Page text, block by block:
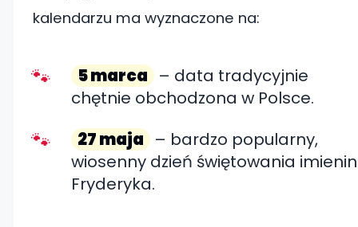
kalendarzu ma wyznaczone na:
5 marca – data tradycyjnie
chętnie obchodzona w Polsce.
27 maja – bardzo popularny,
wiosenny dzień świętowania imienin
Fryderyka.